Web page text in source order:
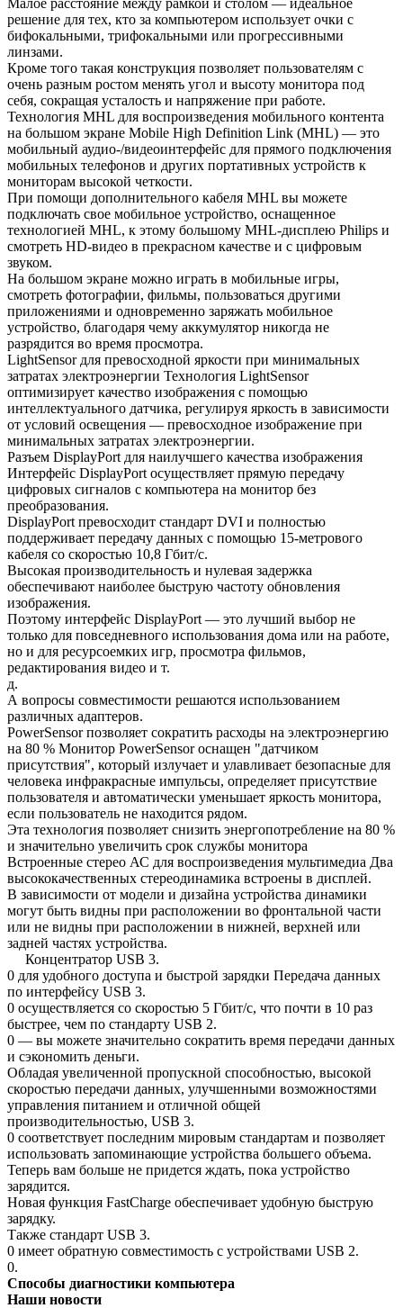
решение для тех, кто за компьютером использует очки с
бифокальными, трифокальными или прогрессивными
линзами.
Кроме того такая конструкция позволяет пользователям с
очень разным ростом менять угол и высоту монитора под
себя, сокращая усталость и напряжение при работе.
Технология MHL для воспроизведения мобильного контента
на большом экране Mobile High Definition Link (MHL) — это
мобильный аудио-/видеоинтерфейс для прямого подключения
мобильных телефонов и других портативных устройств к
мониторам высокой четкости.
При помощи дополнительного кабеля MHL вы можете
подключать свое мобильное устройство, оснащенное
технологией MHL, к этому большому MHL-дисплею Philips и
смотреть HD-видео в прекрасном качестве и с цифровым
звуком.
На большом экране можно играть в мобильные игры,
смотреть фотографии, фильмы, пользоваться другими
приложениями и одновременно заряжать мобильное
устройство, благодаря чему аккумулятор никогда не
разрядится во время просмотра.
LightSensor для превосходной яркости при минимальных
затратах электроэнергии Технология LightSensor
оптимизирует качество изображения с помощью
интеллектуального датчика, регулируя яркость в зависимости
от условий освещения — превосходное изображение при
минимальных затратах электроэнергии.
Разъем DisplayPort для наилучшего качества изображения
Интерфейс DisplayPort осуществляет прямую передачу
цифровых сигналов с компьютера на монитор без
преобразования.
DisplayPort превосходит стандарт DVI и полностью
поддерживает передачу данных с помощью 15-метрового
кабеля со скоростью 10,8 Гбит/с.
Высокая производительность и нулевая задержка
обеспечивают наиболее быструю частоту обновления
изображения.
Поэтому интерфейс DisplayPort — это лучший выбор не
только для повседневного использования дома или на работе,
но и для ресурсоемких игр, просмотра фильмов,
редактирования видео и т.
д.
А вопросы совместимости решаются использованием
различных адаптеров.
PowerSensor позволяет сократить расходы на электроэнергию
на 80 % Монитор PowerSensor оснащен "датчиком
присутствия", который излучает и улавливает безопасные для
человека инфракрасные импульсы, определяет присутствие
пользователя и автоматически уменьшает яркость монитора,
если пользователь не находится рядом.
Эта технология позволяет снизить энергопотребление на 80 %
и значительно увеличить срок службы монитора
Встроенные стерео АС для воспроизведения мультимедиа Два
высококачественных стереодинамика встроены в дисплей.
В зависимости от модели и дизайна устройства динамики
могут быть видны при расположении во фронтальной части
или не видны при расположении в нижней, верхней или
задней частях устройства.
Концентратор USB 3.
0 для удобного доступа и быстрой зарядки Передача данных
по интерфейсу USB 3.
0 осуществляется со скоростью 5 Гбит/с, что почти в 10 раз
быстрее, чем по стандарту USB 2.
0 — вы можете значительно сократить время передачи данных
и сэкономить деньги.
Обладая увеличенной пропускной способностью, высокой
скоростью передачи данных, улучшенными возможностями
управления питанием и отличной общей
производительностью, USB 3.
0 соответствует последним мировым стандартам и позволяет
использовать запоминающие устройства большего объема.
Теперь вам больше не придется ждать, пока устройство
зарядится.
Новая функция FastCharge обеспечивает удобную быструю
зарядку.
Также стандарт USB 3.
0 имеет обратную совместимость с устройствами USB 2.
0.
Способы диагностики компьютера
Наши новости